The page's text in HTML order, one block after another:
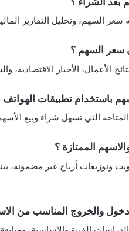
السهم، وتحليل التقارير
سعر السهم ؟
الأعمال، الأخبار الاقتصادية،
باستخدام تطبيقات الهواتف
التي تسهل شراء وبيع
الممتازة ؟
وتوزيعات أرباح غير مضمونة،
والخروج المناسب من